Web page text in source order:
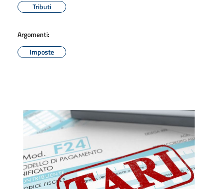
Tributi
Argomenti:
Imposte